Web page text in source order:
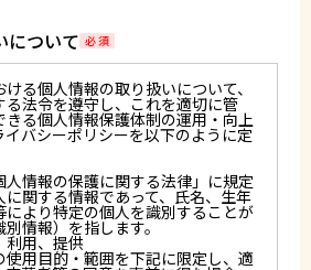
について 必 須
る個人情報の取り扱いについて、
法令を遵守し、これを適切に管
る個人情報保護体制の運用・向上
バシーポリシーを以下のように定
情報の保護に関する法律」に規定
に関する情報であって、氏名、生年
により特定の個人を識別することが
情報）を指します。
利用、提供
使用目的・範囲を下記に限定し、適